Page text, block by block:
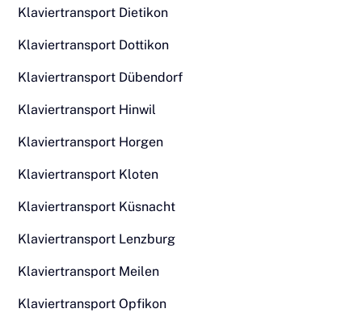
Klaviertransport Dietikon
Klaviertransport Dottikon
Klaviertransport Dübendorf
Klaviertransport Hinwil
Klaviertransport Horgen
Klaviertransport Kloten
Klaviertransport Küsnacht
Klaviertransport Lenzburg
Klaviertransport Meilen
Klaviertransport Opfikon